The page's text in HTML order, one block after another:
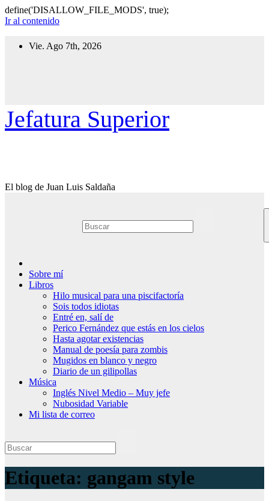
define('DISALLOW_FILE_MODS', true);
Ir al contenido
Vie. Ago 7th, 2026
Jefatura Superior
El blog de Juan Luis Saldaña
Sobre mí
Libros
Hilo musical para una piscifactoría
Sois todos idiotas
Entré en, salí de
Perico Fernández que estás en los cielos
Hasta agotar existencias
Manual de poesía para zombis
Mugidos en blanco y negro
Diario de un gilipollas
Música
Inglés Nivel Medio – Muy jefe
Nubosidad Variable
Mi lista de correo
Etiqueta: gangam style